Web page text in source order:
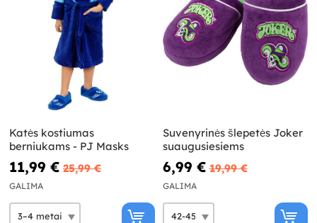
Katės kostiumas
berniukams - PJ Masks
11,99 € 25,99 €
GALIMA
Suvenyrinės šlepetės Joker
suaugusiesiems
6,99 € 19,99 €
GALIMA